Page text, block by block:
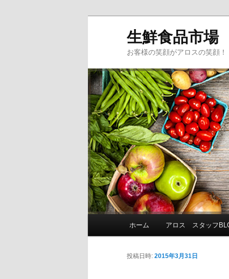
生鮮食品市
お客様の笑顔がアロスの笑顔！
メインコンテンツへ移動
サブコンテンツへ移動
ホーム アロス スタッフ
投稿日時: 2015年3月31日